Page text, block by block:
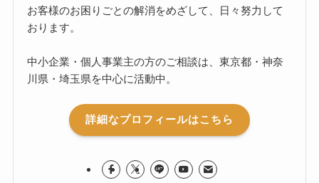
お客様のお困りごとの解消をめざして、日々努力して
おります。
中小企業・個人事業主の方のご相談は、東京都・神奈
川県・埼玉県を中心に活動中。
詳細なプロフィールはこちら